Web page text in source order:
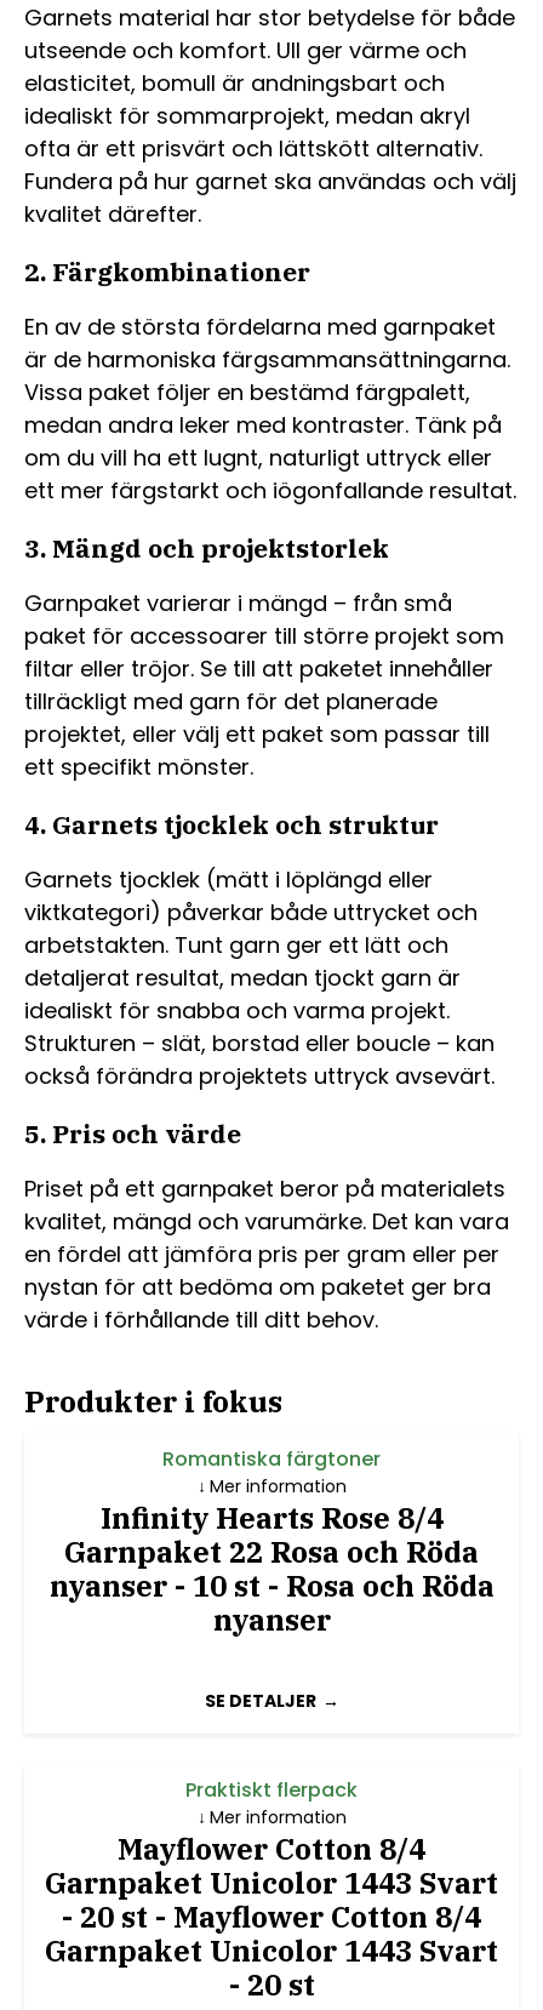
Garnets material har stor betydelse för både
utseende och komfort. Ull ger värme och
elasticitet, bomull är andningsbart och
idealiskt för sommarprojekt, medan akryl
ofta är ett prisvärt och lättskött alternativ.
Fundera på hur garnet ska användas och välj
kvalitet därefter.
2. Färgkombinationer
En av de största fördelarna med garnpaket
är de harmoniska färgsammansättningarna.
Vissa paket följer en bestämd färgpalett,
medan andra leker med kontraster. Tänk på
om du vill ha ett lugnt, naturligt uttryck eller
ett mer färgstarkt och iögonfallande resultat.
3. Mängd och projektstorlek
Garnpaket varierar i mängd – från små
paket för accessoarer till större projekt som
filtar eller tröjor. Se till att paketet innehåller
tillräckligt med garn för det planerade
projektet, eller välj ett paket som passar till
ett specifikt mönster.
4. Garnets tjocklek och struktur
Garnets tjocklek (mätt i löplängd eller
viktkategori) påverkar både uttrycket och
arbetstakten. Tunt garn ger ett lätt och
detaljerat resultat, medan tjockt garn är
idealiskt för snabba och varma projekt.
Strukturen – slät, borstad eller boucle – kan
också förändra projektets uttryck avsevärt.
5. Pris och värde
Priset på ett garnpaket beror på materialets
kvalitet, mängd och varumärke. Det kan vara
en fördel att jämföra pris per gram eller per
nystan för att bedöma om paketet ger bra
värde i förhållande till ditt behov.
Produkter i fokus
Romantiska färgtoner
Infinity Hearts Rose 8/4
Garnpaket 22 Rosa och Röda
nyanser - 10 st - Rosa och Röda
nyanser
SE DETALJER
Mer information
Praktiskt flerpack
Mayflower Cotton 8/4
Garnpaket Unicolor 1443 Svart
- 20 st - Mayflower Cotton 8/4
Garnpaket Unicolor 1443 Svart
- 20 st
Mer information